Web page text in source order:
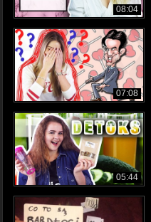
08:04
07:08
05:44